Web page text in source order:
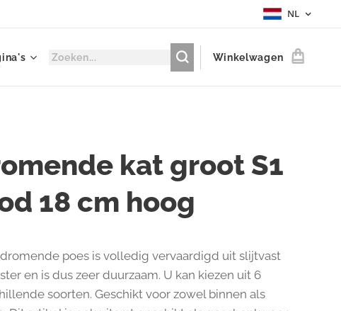
NL
Winkelwagen
kat groot S1
18 cm hoog
poes is volledig vervaardigd uit slijtvast
en is dus zeer duurzaam. U kan kiezen uit 6
soorten. Geschikt voor zowel binnen als